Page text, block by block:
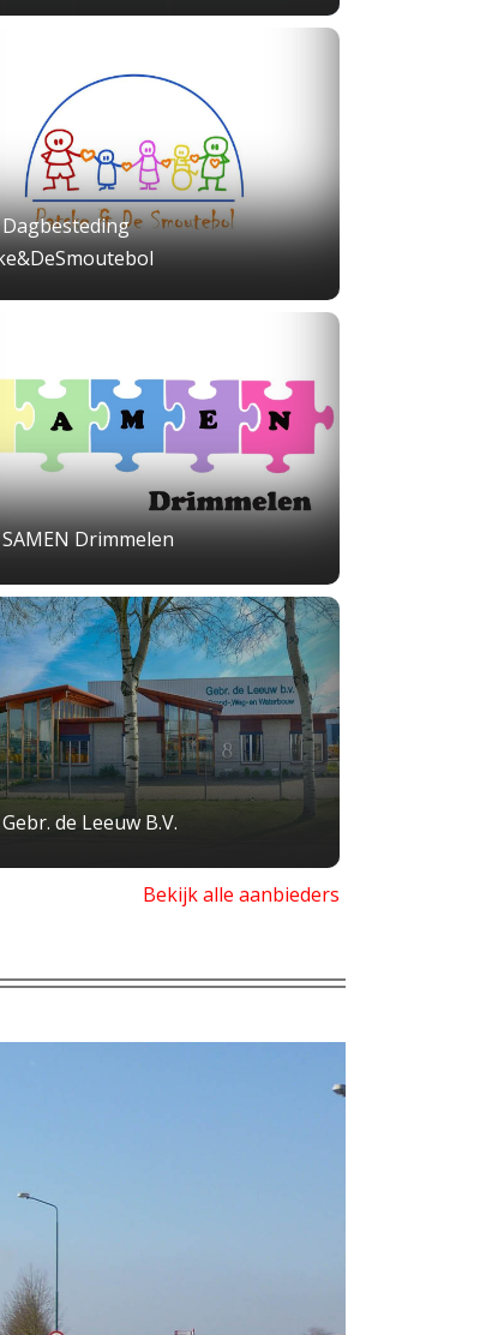
Dagbesteding
SAMEN Drimmelen
Gebr. de Leeuw B.V.
Bekijk alle aanbieders